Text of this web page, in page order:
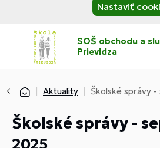
Nastaviť
SOŠ obchodu a
Prievidza
Aktuality Školské správy
Školské správy -